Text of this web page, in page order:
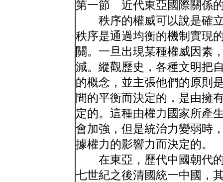
第一節 近代東亞國際關係
秩序的權威可以說是確立
秩序是通過均衡的機制實現
關。一旦出現某種權威因素
減。縱觀歷史，各種文明把
的概念，並主張他們的原則
間的平衡而決定的，是由擁
定的。這種由權力國家所產
會加強，但是統治力變弱時
據權力的影響力而決定的。
在東亞，歷代中國朝代的
七世紀之後清國統一中國，